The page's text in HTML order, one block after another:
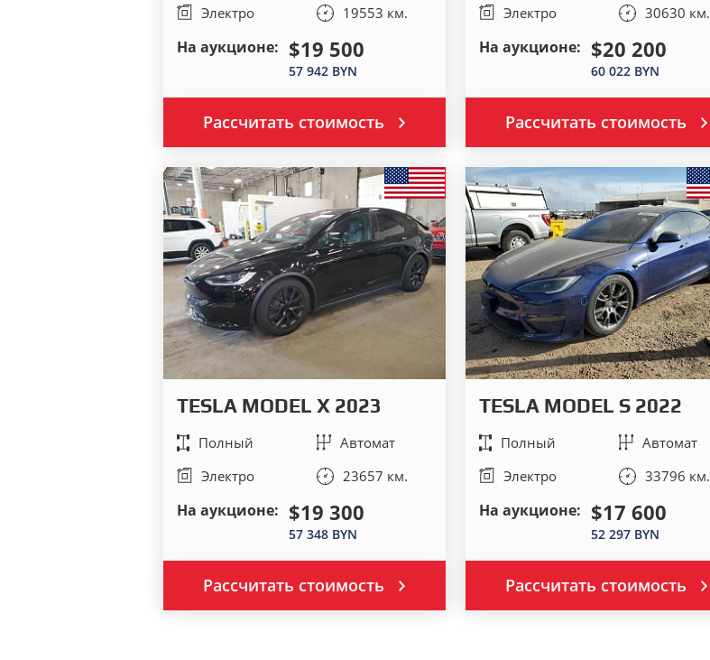
Электро
19553 км.
На аукционе: $19 500
57 942 BYN
Рассчитать стоимость
Электро
30630 км.
На аукционе: $20 200
60 022 BYN
Рассчитать стоимость
TESLA MODEL X 2023
Полный
Автомат
Электро
23657 км.
На аукционе: $19 300
57 348 BYN
Рассчитать стоимость
TESLA MODEL S 2022
Полный
Автомат
Электро
33796 км.
На аукционе: $17 600
52 297 BYN
Рассчитать стоимость